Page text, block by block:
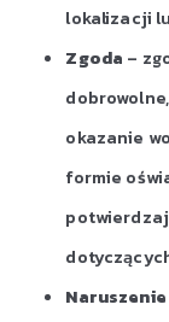
lokalizacji
Zgoda –
okazanie
formie